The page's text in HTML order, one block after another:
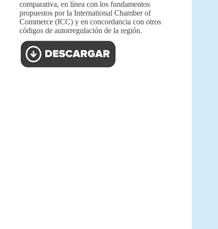
comparativa, en línea con los fundamentos
propuestos por la International Chamber of
Commerce (ICC) y en concordancia con otros
códigos de autorregulación de la región.